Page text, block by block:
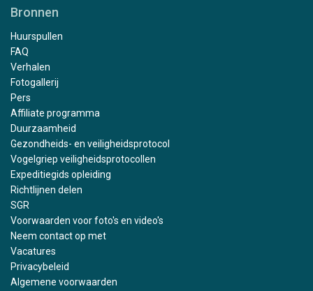
Bronnen
Huurspullen
FAQ
Verhalen
Fotogallerij
Pers
Affiliate programma
Duurzaamheid
Gezondheids- en veiligheidsprotocol
Vogelgriep veiligheidsprotocollen
Expeditiegids opleiding
Richtlijnen delen
SGR
Voorwaarden voor foto's en video's
Neem contact op met
Vacatures
Privacybeleid
Algemene voorwaarden